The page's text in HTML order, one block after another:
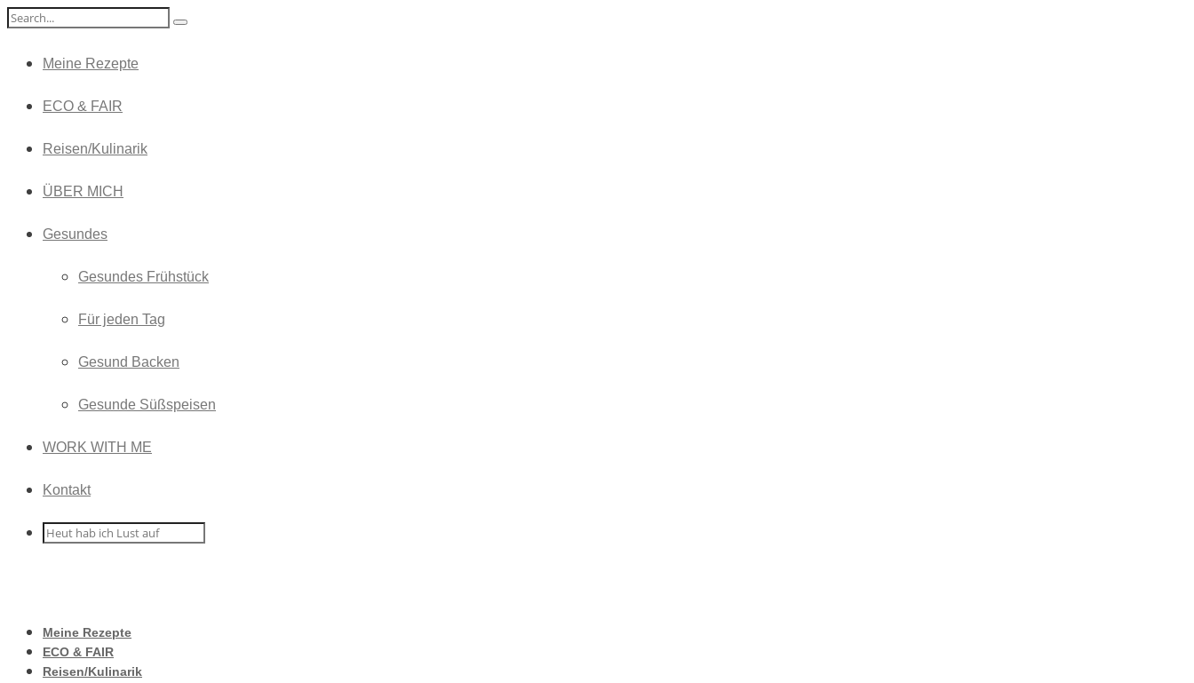
Meine Rezepte
ECO & FAIR
Reisen/Kulinarik
ÜBER MICH
Gesundes
Gesundes Frühstück
Für jeden Tag
Gesund Backen
Gesunde Süßspeisen
WORK WITH ME
Kontakt
Meine Rezepte
ECO & FAIR
Reisen/Kulinarik